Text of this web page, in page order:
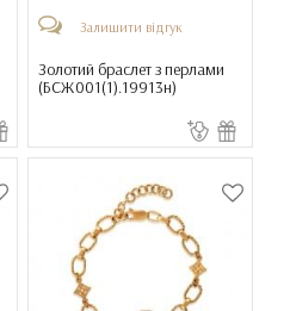
Залишити відгук
Золотий браслет з перлами
(БСЖ001(1).19913н)